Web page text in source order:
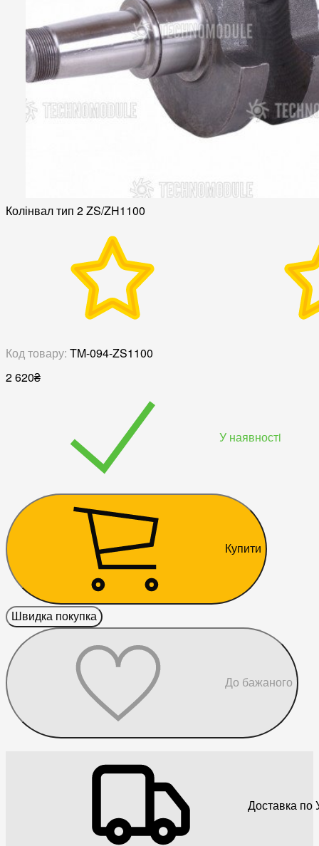
Колінвал тип 2 ZS/ZH1100
Код товару: TM-094-ZS1100
2 620₴
У наявностi
Купити
Швидка покупка
До бажаного
Доставка по